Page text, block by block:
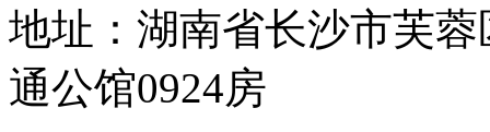
地址：湖南省长沙市芙
通公馆0924房